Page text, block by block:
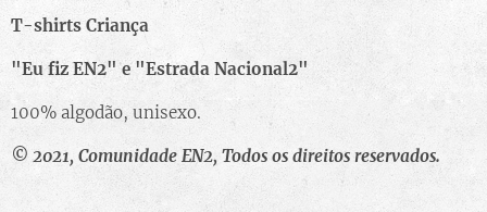
T-shirts Criança
"Eu fiz EN2" e "Estrada Nacional2"
100% algodão, unisexo.
© 2021, Comunidade EN2, Todos os direitos reservados.